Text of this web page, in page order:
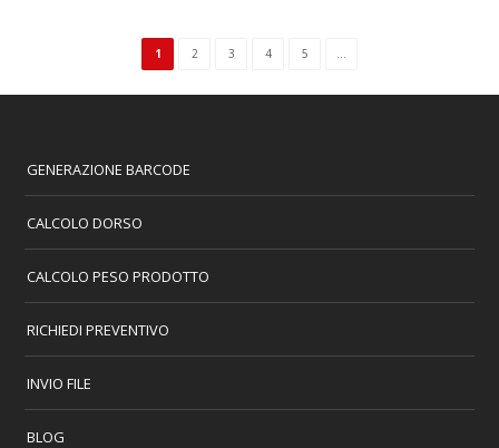
1 2 3 4 5 ...
GENERAZIONE BARCODE
CALCOLO DORSO
CALCOLO PESO PRODOTTO
RICHIEDI PREVENTIVO
INVIO FILE
BLOG